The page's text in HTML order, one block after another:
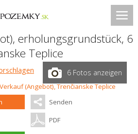
erholungsgrundstück, 6
Teplice
6 Fotos anzeigen
Senden
PDF